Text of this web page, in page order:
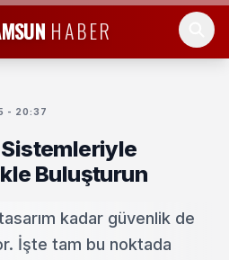
HABER
- 20:37
Buluşturun
kadar güvenlik de
İşte tam bu noktada